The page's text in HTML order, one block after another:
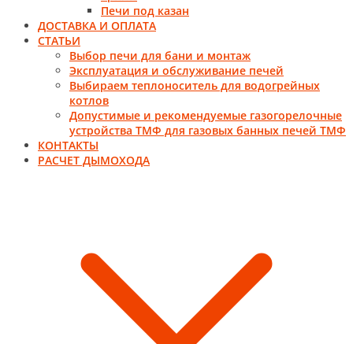
Печи под казан
ДОСТАВКА И ОПЛАТА
СТАТЬИ
Выбор печи для бани и монтаж
Эксплуатация и обслуживание печей
Выбираем теплоноситель для водогрейных
котлов
Допустимые и рекомендуемые газогорелочные
устройства ТМФ для газовых банных печей ТМФ
КОНТАКТЫ
РАСЧЕТ ДЫМОХОДА